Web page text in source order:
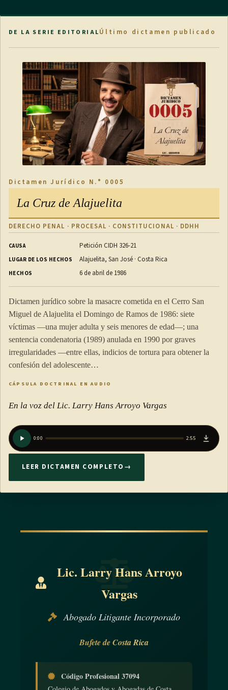
DE LA SERIE EDITORIALÚltimo dictamen publicado
Dictamen Jurídico N.° 0005
La Cruz de Alajuelita
DERECHO PENAL · PROCESAL · CONSTITUCIONAL · DDHH
CAUSA Petición CIDH 326-21
LUGAR DE LOS HECHOS Alajuelita, San José · Costa Rica
HECHOS 6 de abril de 1986
Dictamen jurídico sobre la masacre cometida en el Cerro San
Miguel de Alajuelita el Domingo de Ramos de 1986: siete
víctimas —una mujer adulta y seis menores de edad—; una
sentencia condenatoria (1989) anulada en 1990 por graves
irregularidades —entre ellas, indicios de tortura para obtener la
confesión del adolescente…
CÁPSULA DOCTRINAL EN AUDIO
En la voz del Lic. Larry Hans Arroyo Vargas
0:00 2:55
LEER DICTAMEN COMPLETO →
Lic. Larry Hans Arroyo
Vargas
Abogado Litigante Incorporado
Bufete de Costa Rica
Código Profesional 37094